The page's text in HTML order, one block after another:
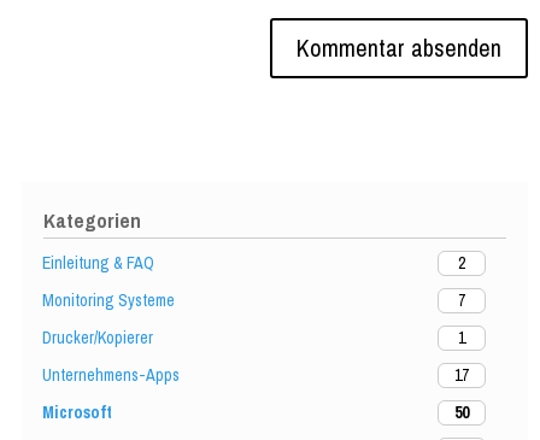
Kategorien
Einleitung & FAQ
2
Monitoring Systeme
7
Drucker/Kopierer
1
Unternehmens-Apps
17
Microsoft
50